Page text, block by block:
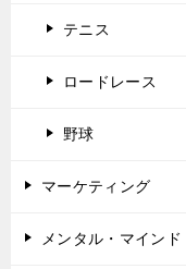
テニス
ロードレース
野球
マーケティング
メンタル・マインド